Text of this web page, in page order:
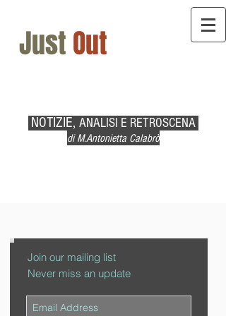
NOTIZIE, ANALISI E RETROSCENA
di M.Antonietta Calabrò
JustOut
Join our mailing list
Never miss an update